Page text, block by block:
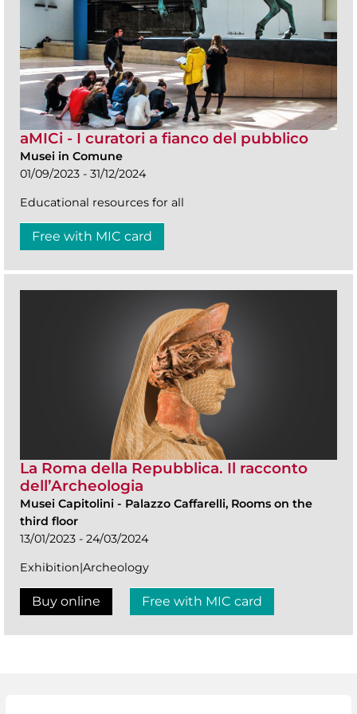
aMICi - I curatori a fianco del pubblico
Musei in Comune
01/09/2023 - 31/12/2024
Educational resources for all
Free with MIC card
La Roma della Repubblica. Il racconto
dell’Archeologia
Musei Capitolini - Palazzo Caffarelli, Rooms on the
third floor
13/01/2023 - 24/03/2024
Exhibition|Archeology
Buy online Free with MIC card